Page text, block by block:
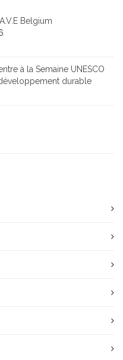
Belgium
à la Semaine UNESCO
durable